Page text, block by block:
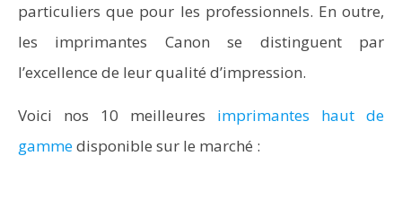
particuliers que pour les professionnels. En outre,
les imprimantes Canon se distinguent par
l’excellence de leur qualité d’impression.
Voici nos 10 meilleures imprimantes haut de
gammedisponible sur le marché :